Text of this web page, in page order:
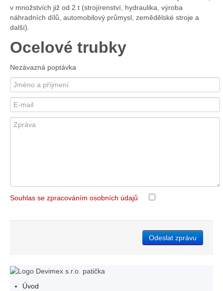
v množstvích již od 2 t (strojírenství, hydraulika, výroba
náhradních dílů, automobilový průmysl, zemědělské stroje a
další).
Ocelové trubky
Nezávazná poptávka
Souhlas se zpracováním osobních údajů
Odeslat zprávu
Úvod